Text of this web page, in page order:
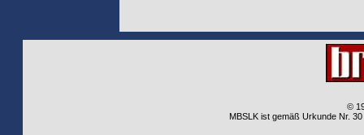
©
MBSLK ist gemäß Urkunde Nr.